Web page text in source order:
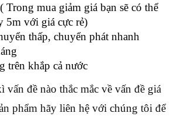
Trong mua giảm giá bạn sẽ có thể
5m với giá cực rẻ)
thấp, chuyển phát nhanh
trên khắp cả nước
vấn đề nào thắc mắc về vấn đề giá
phẩm hãy liên hệ với chúng tôi để